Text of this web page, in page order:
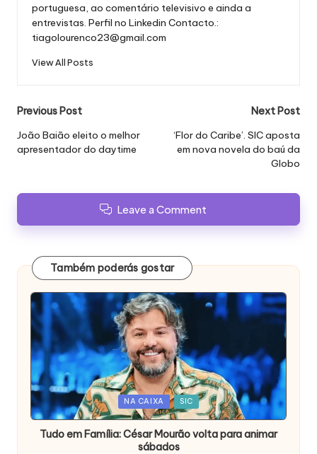
portuguesa, ao comentário televisivo e ainda a
entrevistas. Perfil no Linkedin Contacto.:
tiagolourenco23@gmail.com
View All Posts
Post
navigation
Previous Post
João Baião eleito o melhor
apresentador do daytime
Next Post
‘Flor do Caribe’. SIC aposta
em nova novela do baú da
Globo
Leave a Comment
Também poderás gostar
Posted
in
NA CAIXA SIC
Tudo em Família: César Mourão volta para animar
sábados